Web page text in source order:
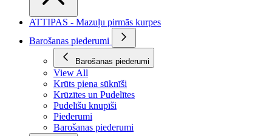
ATTIPAS - Mazuļu pirmās kurpes
Barošanas piederumi
Barošanas piederumi
View All
Krūts piena sūknīši
Krūzītes un Pudelītes
Pudelīšu knupīši
Piederumi
Barošanas piederumi